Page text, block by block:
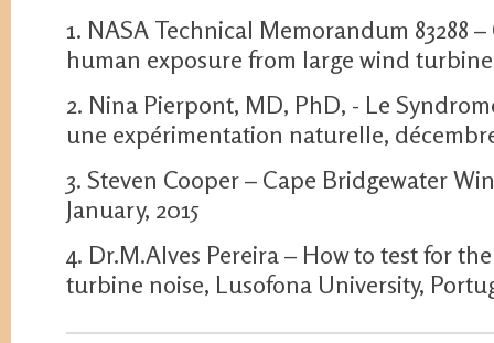
1. NASA Technical Memorandum 83288
human exposure from large wind
2. Nina Pierpont, MD, PhD, - Le
une expérimentation naturelle,
3. Steven Cooper – Cape Bridgewater
January, 2015
4. Dr.M.Alves Pereira – How to test for
turbine noise, Lusofona University,